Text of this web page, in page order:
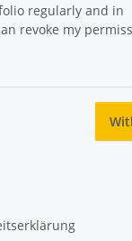
regularly and in
revoke my